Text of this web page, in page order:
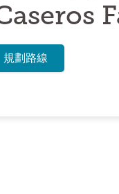
規劃路線